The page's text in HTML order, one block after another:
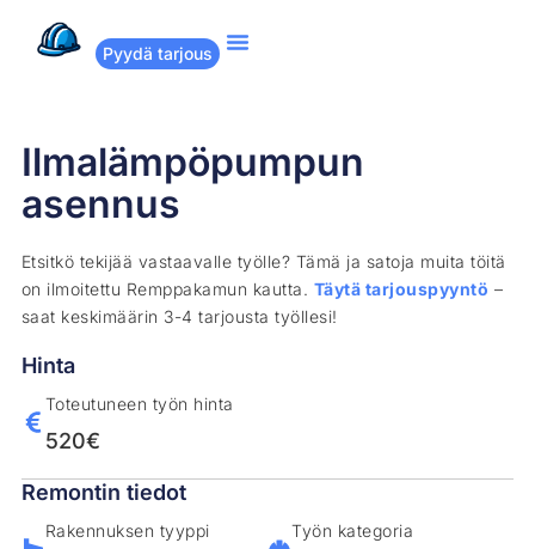
Pyydä tarjous
Ilmalämpöpumpun
asennus
Etsitkö tekijää vastaavalle työlle? Tämä ja satoja muita töitä
on ilmoitettu Remppakamun kautta. Täytä tarjouspyyntö –
saat keskimäärin 3-4 tarjousta työllesi!
Hinta
Toteutuneen työn hinta
520€
Remontin tiedot
Rakennuksen tyyppi Työn kategoria